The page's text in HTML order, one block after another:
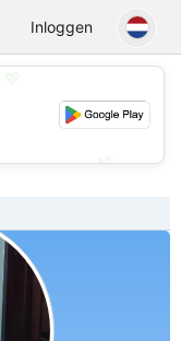
Inloggen